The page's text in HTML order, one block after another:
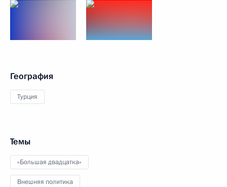
География
Турция
Темы
«Большая двадцатка»
Внешняя политика